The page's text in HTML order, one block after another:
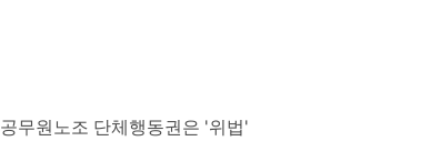
공무원노조 단체행동권은 '위법'